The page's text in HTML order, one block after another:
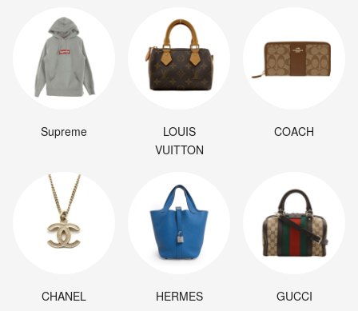
Supreme
LOUIS
VUITTON
COACH
CHANEL HERMES GUCCI